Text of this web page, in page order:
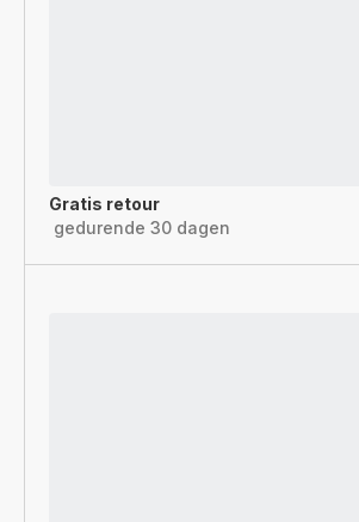
Gratis retour
gedurende 30 dagen